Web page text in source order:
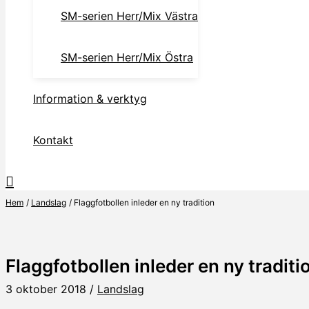
SM-serien Herr/Mix Västra
SM-serien Herr/Mix Östra
Information & verktyg
Kontakt
Hem Landslag Flaggfotbollen inleder en ny tradition
Flaggfotbollen inleder en ny
3 oktober 2018 / Landslag